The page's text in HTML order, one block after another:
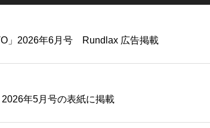
」2026年6月号 Rundlax 広告掲載
年5月号の表紙に掲載